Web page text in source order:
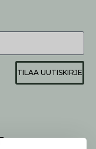
TILAA UUTISKIRJE